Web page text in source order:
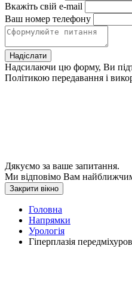
Вкажіть свій e-mail
Ваш номер телефону
Надіслати
Надсилаючи цю форму, Ви
Політикою передавання і
Дякуємо за ваше запитання.
Ми відповімо Вам
Закрити вікно
Головна
Напрямки
Урологія
Гіперплазія